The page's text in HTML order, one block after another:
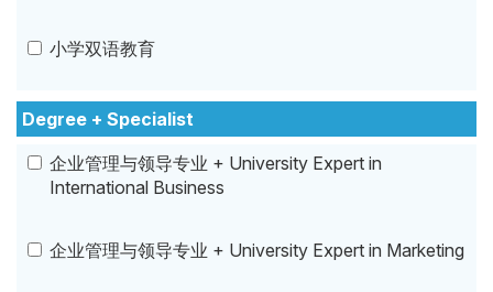
小学双语教育
Degree + Specialist
企业管理与领导专业 + University Expert in
International Business
企业管理与领导专业 + University Expert in Marketing